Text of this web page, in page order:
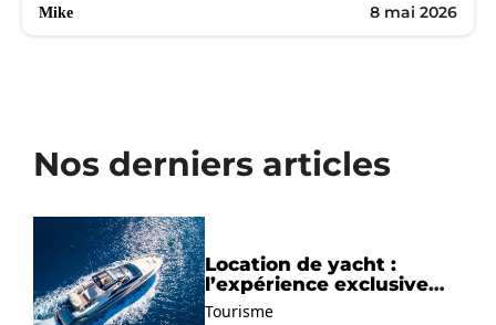
Mike 8 mai 2026
Nos derniers articles
Location de yacht :
l’expérience exclusive
pour découvrir la
Tourisme